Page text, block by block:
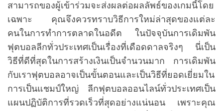
สามารถของผู้เข้าร่วมจะส่งผลต่อผลลัพธ์ของเกมนี้โดย
เฉพาะ คุณจึงควรทราบวิธีการใหม่ล่าสุดของแต่ละ
คนในการทำการตลาดในอดีต ในปัจจุบันการเดิมพัน
ฟุตบอลลีกทั่วประเทศเป็นเรื่องที่เดือดดาลจริงๆ นี่เป็น
วิธีที่ดีที่สุดในการสร้างเงินเป็นจำนวนมาก การเดิมพัน
กับเราฟุตบอลอาจเป็นขั้นตอนและเป็นวิธีที่ยอดเยี่ยมใน
การเป็นแชมป์ใหญ่ ลีกฟุตบอลออนไลน์ทั่วประเทศเป็น
แผนปฏิบัติการที่รวดเร็วที่สุดอย่างแน่นอน เพราะคุณ